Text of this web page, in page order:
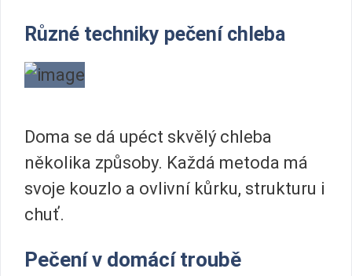
Různé techniky pečení chleba
Doma se dá upéct skvělý chleba
několika způsoby. Každá metoda má
svoje kouzlo a ovlivní kůrku, strukturu i
chuť.
Pečení v domácí troubě